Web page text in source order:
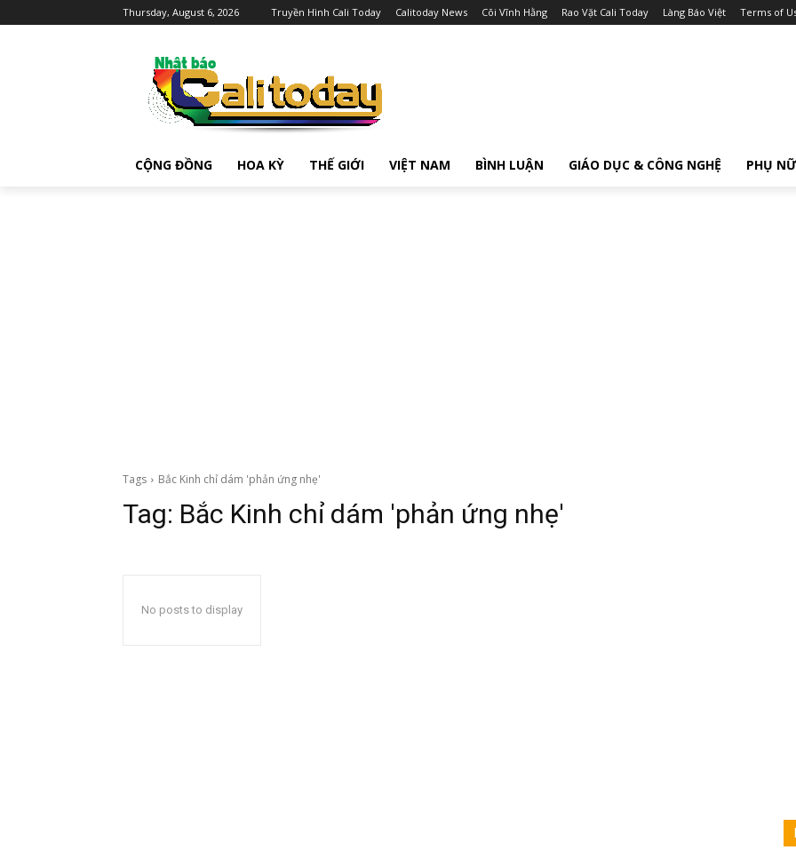
Thursday, August 6, 2026 Truyền Hình Cali Today Calitoday News Cõi Vĩnh Hằng Rao Vặt Cali Today Làng Báo Việt Terms of
CỘNG ĐỒNG HOA KỲ THẾ GIỚI VIỆT NAM BÌNH LUẬN GIÁO DỤC & CÔNG NGHỆ PHỤ NỮ
Tags Bắc Kinh chỉ dám 'phản ứng nhẹ'
Tag: Bắc Kinh chỉ dám 'phản ứng nhẹ'
No posts to display